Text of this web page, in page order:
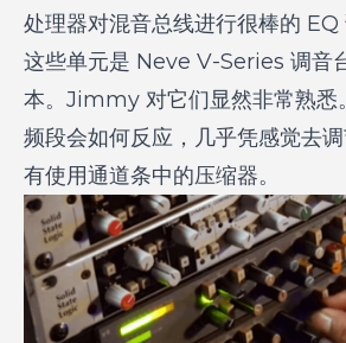
处理器对混音总线进行很棒的 EQ
这些单元是 Neve V-Series 调音
本。Jimmy 对它们显然非常熟悉
频段会如何反应，几乎凭感觉去
有使用通道条中的压缩器。